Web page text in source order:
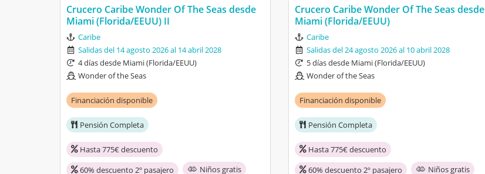
6
Renata Brasil
Wonder of the Seas
Mediterráneo Wonder Of The Seas desde Barcelona
El barco
6 Atención
6 Limpieza
6 Comidas
6 Entretenimiento
Mediterráneo Wonder Of The Seas desde Barcelona
Crucero Caribe Wonder Of The Seas desde
Miami (Florida/EEUU) II
Caribe
Salidas del 14 agosto 2026 al 14 abril 2028
4 días desde Miami (Florida/EEUU)
Wonder of the Seas
Financiación disponible
Pensión Completa
Hasta 775€ descuento
60% descuento 2º pasajero
Niños gratis
Crucero Caribe Wonder Of The Seas desde
Miami (Florida/EEUU)
Caribe
Salidas del 24 agosto 2026 al 10 abril 2028
5 días desde Miami (Florida/EEUU)
Wonder of the Seas
Financiación disponible
Pensión Completa
Hasta 775€ descuento
60% descuento 2º pasajero
Niños gratis